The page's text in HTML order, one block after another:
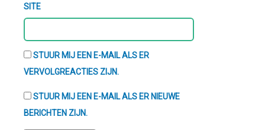
SITE
STUUR MIJ EEN E-MAIL ALS ER
VERVOLGREACTIES ZIJN.
STUUR MIJ EEN E-MAIL ALS ER NIEUWE
BERICHTEN ZIJN.